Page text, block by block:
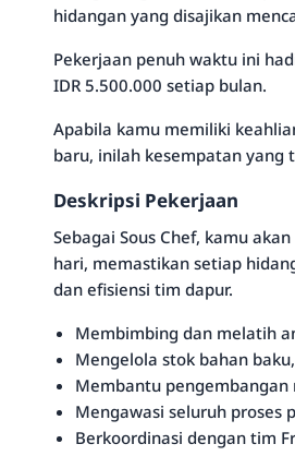
hidangan yang disajikan
Pekerjaan penuh waktu ini
IDR 5.500.000 setiap bulan.
Apabila kamu memiliki
baru, inilah kesempatan yang
Deskripsi Pekerjaan
Sebagai Sous Chef, kamu
hari, memastikan setiap
dan efisiensi tim dapur.
Membimbing dan melatih
Mengelola stok bahan
Membantu pengembangan
Mengawasi seluruh proses
Berkoordinasi dengan tim